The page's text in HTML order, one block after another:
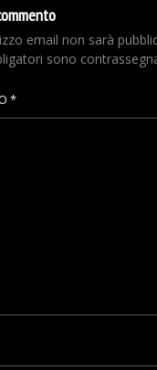
email non sarà
sono
*